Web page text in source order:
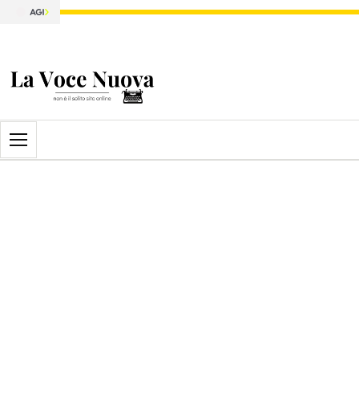
Apri il menu